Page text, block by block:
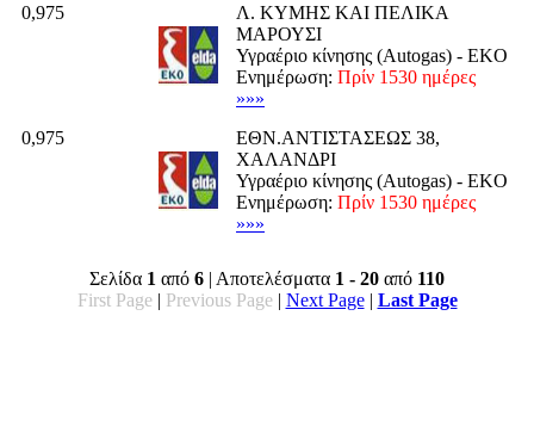
0,975
Λ. ΚΥΜΗΣ ΚΑΙ ΠΕΛΙΚΑ
ΜΑΡΟΥΣΙ
Υγραέριο κίνησης (Autogas) - EKO
Ενημέρωση: Πρίν 1530 ημέρες
»»»
0,975
ΕΘΝ.ΑΝΤΙΣΤΑΣΕΩΣ 38,
ΧΑΛΑΝΔΡΙ
Υγραέριο κίνησης (Autogas) - EKO
Ενημέρωση: Πρίν 1530 ημέρες
»»»
Σελίδα 1 από 6 | Αποτελέσματα 1 - 20 από 110
First Page| Previous Page| Next Page| Last Page